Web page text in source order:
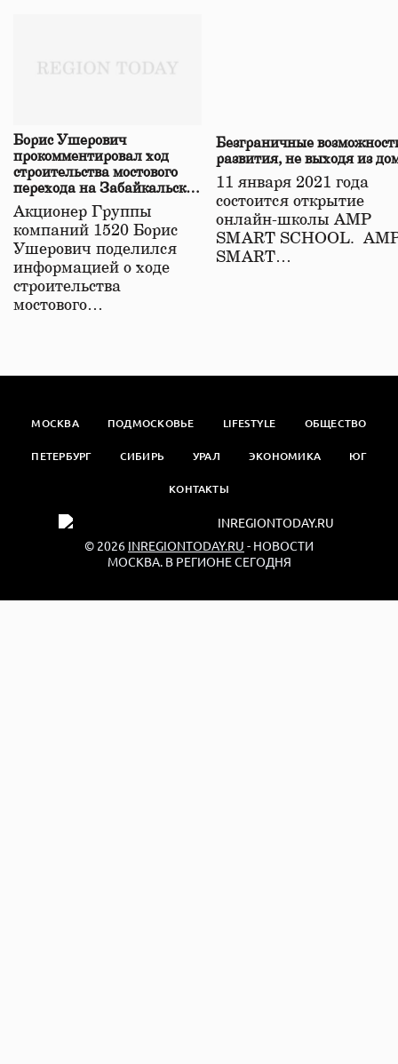
Борис Ушерович
прокомментировал ход
строительства мостового
перехода на Забайкальской
железной дороге
Акционер Группы
компаний 1520 Борис
Ушерович поделился
информацией о ходе
строительства
мостового…
Безграничные
развития, не выходя из
11 января 2021 года
состоится открытие
онлайн-школы АМР
SMART SCHOOL.
SMART…
МОСКВА ПОДМОСКОВЬЕ LIFESTYLE ОБЩЕСТВО
ПЕТЕРБУРГ СИБИРЬ УРАЛ ЭКОНОМИКА ЮГ
КОНТАКТЫ
© 2026 INREGIONTODAY.RU - НОВОСТИ
МОСКВА. В РЕГИОНЕ СЕГОДНЯ